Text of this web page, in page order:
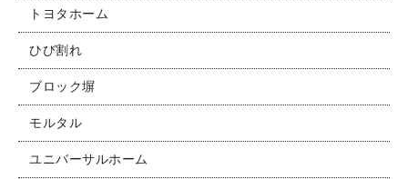
トヨタホーム
ひび割れ
ブロック塀
モルタル
ユニバーサルホーム